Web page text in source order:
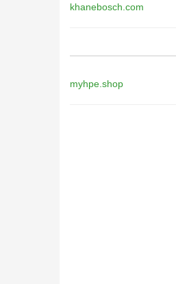
khanebosch.com
myhpe.shop